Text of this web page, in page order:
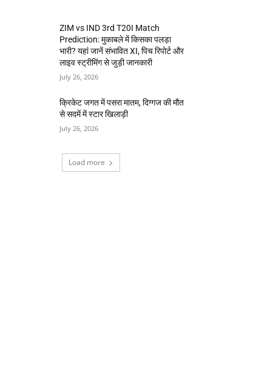
ZIM vs IND 3rd T20I Match
Prediction: मुकाबले में किसका पलड़ा
भारी? यहां जानें संभावित XI, पिच रिपोर्ट और
लाइव स्ट्रीमिंग से जुड़ी जानकारी
July 26, 2026
क्रिकेट जगत में पसरा मातम, दिग्गज की मौत
से सदमें में स्टार खिलाड़ी
July 26, 2026
Load more